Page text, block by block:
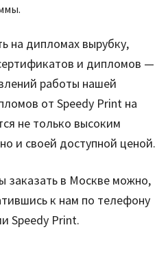
на дипломах вырубку,
и дипломов —
работы нашей
от Speedy Print на
не только высоким
и своей доступной ценой.
заказать в Москве можно,
к нам по телефону
Speedy Print.